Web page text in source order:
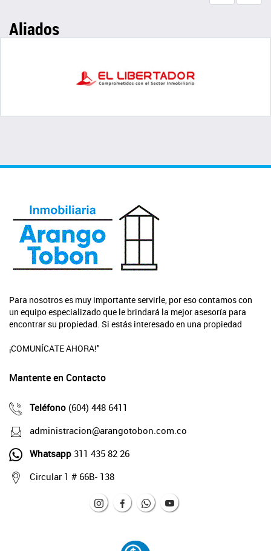
Aliados
Para nosotros es muy importante servirle, por eso contamos con
un equipo especializado que le brindará la mejor asesoría para
encontrar su propiedad. Si estás interesado en una propiedad
¡COMUNÍCATE AHORA!"
Mantente en Contacto
Teléfono (604) 448 6411
administracion@arangotobon.com.co
Whatsapp 311 435 82 26
Circular 1 # 66B- 138